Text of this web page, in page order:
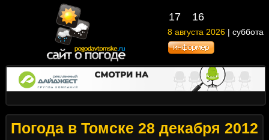
17 16
8 августа 2026 | суббота
Погода в Томске 28 декабря 2012